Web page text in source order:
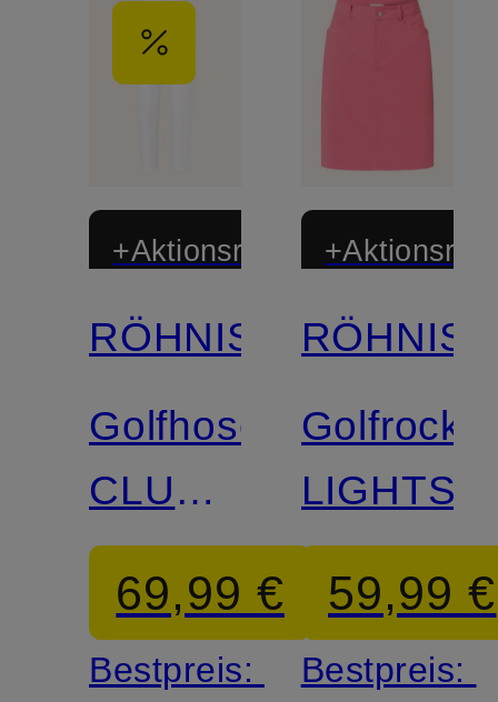
+Aktionsrabatt
RÖHNISCH
Golfhose
CLUBHOUSE
HIGHWATER
SLACKS
69,99 €
Bestpreis:
Golfrock
59,99 €
Bestpreis: